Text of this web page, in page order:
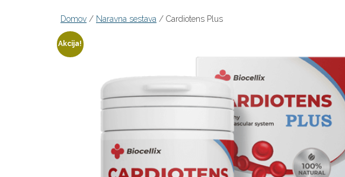
Domov / Naravna sestava / Cardiotens Plus
Akcija!